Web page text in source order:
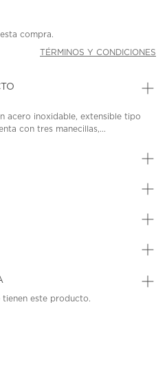
compra.
TÉRMINOS Y CONDICIONES
acero inoxidable, extensible tipo
con tres manecillas,...
tienen este producto.